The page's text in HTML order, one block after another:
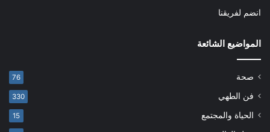
انضم لفريقنا
المواضيع الشائعة
صحة 76
فن الطهي 330
الحياة والمجتمع 15